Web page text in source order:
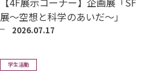
展～空想と科学のあいだ～」
2026.07.17
学生活動